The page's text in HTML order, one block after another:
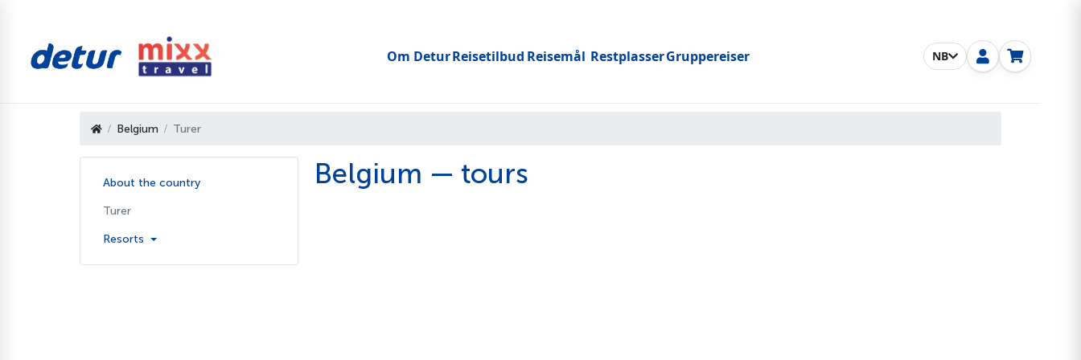
Om DeturReisetilbud Reisemål Toggle submenu
RestplasserGruppereiser NB
Belgium Turer
About the country
Turer
Resorts
Belgium — tours